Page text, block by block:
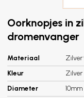
Oorknopjes in
dromenvanger
Materiaal
Zilver
Kleur
Zilver
Diameter
10mm